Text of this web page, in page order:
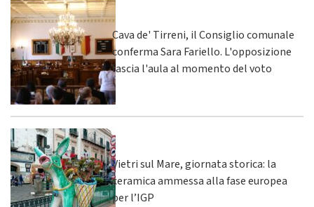
Cava de' Tirreni, il Consiglio comunale
conferma Sara Fariello. L'opposizione
lascia l'aula al momento del voto
Vietri sul Mare, giornata storica: la
ceramica ammessa alla fase europea
per l’IGP